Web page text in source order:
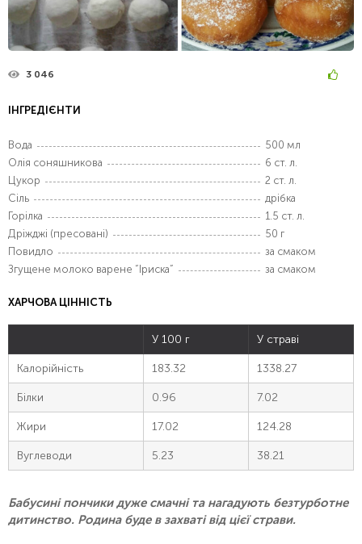
3 046
ІНГРЕДІЄНТИ
Вода
500 мл
Олія соняшникова
6 ст. л.
Цукор
2 ст. л.
Сіль
дрібка
Горілка
1.5 ст. л.
Дріжджі (пресовані)
50 г
Повидло
за смаком
Згущене молоко варене “Іриска”
за смаком
ХАРЧОВА ЦІННІСТЬ
У 100 г У страві
Калорійність 183.32 1338.27
Білки 0.96 7.02
Жири 17.02 124.28
Вуглеводи 5.23 38.21
Бабусині пончики дуже смачні та нагадують безтурботне
дитинство. Родина буде в захваті від цієї страви.